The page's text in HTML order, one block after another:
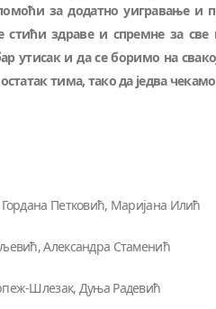
за додатно уигравање и
здраве и спремне за
утисак и да се боримо на
тима, тако да једва
Петковић, Маријана Илић
Александра Стаменић
Шлезак, Дуња Радевић